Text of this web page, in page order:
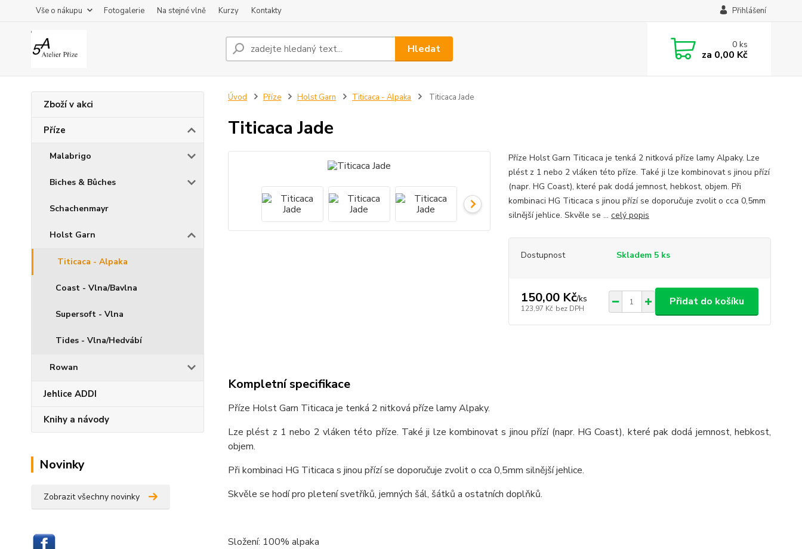
Vše o nákupu Fotogalerie Na stejné vlně Kurzy Kontakty Přihlášení
Hledat 0ks
za 0,00 Kč
Zboží v akci
Příze
Malabrigo
Biches & Bûches
Schachenmayr
Holst Garn
Titicaca - Alpaka
Coast - Vlna/Bavlna
Supersoft - Vlna
Tides - Vlna/Hedvábí
Rowan
Jehlice ADDI
Knihy a návody
Novinky
Zobrazit všechny novinky
Úvod Příze Holst Garn Titicaca - Alpaka Titicaca Jade
Titicaca Jade
Příze Holst Garn Titicaca je tenká 2 nitková příze lamy Alpaky. Lze
plést z 1 nebo 2 vláken této příze. Také ji lze kombinovat s jinou přízí
(napr. HG Coast), které pak dodá jemnost, hebkost, objem. Při
kombinaci HG Titicaca s jinou přízí se doporučuje zvolit o cca 0,5mm
silnější jehlice. Skvěle se ... celý popis
Dostupnost Skladem 5 ks
150,00 Kč/ks
123,97 Kč bez DPH
Přidat do košíku
Kompletní specifikace
Příze Holst Garn Titicaca je tenká 2 nitková příze lamy Alpaky.
Lze plést z 1 nebo 2 vláken této příze. Také ji lze kombinovat s jinou přízí (napr. HG Coast), které pak dodá jemnost, hebkost,
objem.
Při kombinaci HG Titicaca s jinou přízí se doporučuje zvolit o cca 0,5mm silnější jehlice.
Skvěle se hodí pro pletení svetříků, jemných šál, šátků a ostatních doplňků.
Složení: 100% alpaka